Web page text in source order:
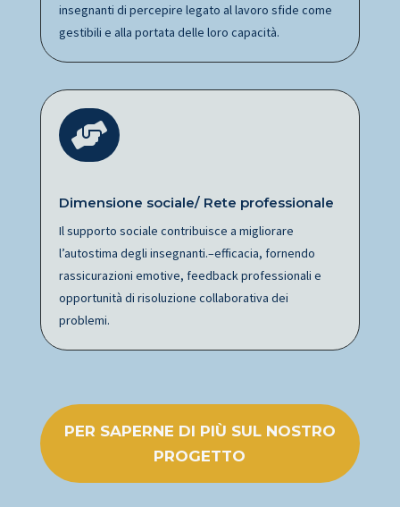
insegnanti di percepire legato al lavoro sfide come
gestibili e alla portata delle loro capacità.

Dimensione sociale/ Rete professionale
Il supporto sociale contribuisce a migliorare
l’autostima degli insegnanti.–efficacia, fornendo
rassicurazioni emotive, feedback professionali e
opportunità di risoluzione collaborativa dei
problemi.
PER SAPERNE DI PIÙ SUL NOSTRO
PROGETTO